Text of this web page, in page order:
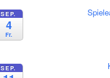
SEP.
4
Fr.
SEP.